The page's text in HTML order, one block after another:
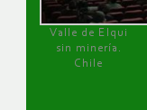
Valle de Elqui
sin minería.
Chile